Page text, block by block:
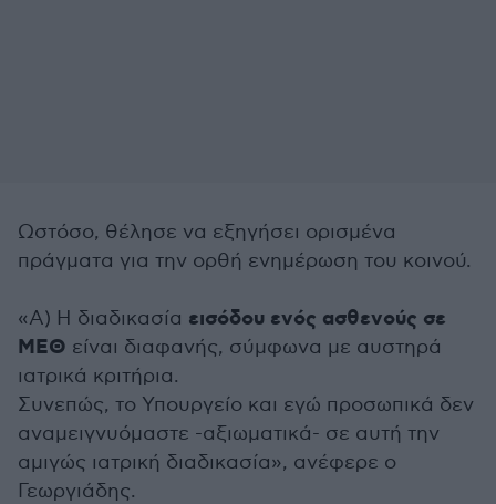
Ωστόσο, θέλησε να εξηγήσει ορισμένα
πράγματα για την ορθή ενημέρωση του κοινού.
«Α) Η διαδικασία εισόδου ενός ασθενούς σε
ΜΕΘ είναι διαφανής, σύμφωνα με αυστηρά
ιατρικά κριτήρια.
Συνεπώς, το Υπουργείο και εγώ προσωπικά δεν
αναμειγνυόμαστε -αξιωματικά- σε αυτή την
αμιγώς ιατρική διαδικασία», ανέφερε ο
Γεωργιάδης.